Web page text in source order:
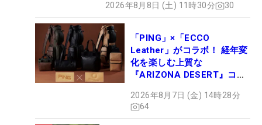
2026年8月8日 (土) 11時30分 30
「PING」×「ECCO
Leather」がコラボ！ 経年変
化を楽しむ上質な
『ARIZONA DESERT』コレ
ュー
2026年8月7日 (金) 14時28分
64